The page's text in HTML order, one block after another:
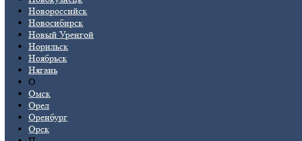
Новороссийск
Новосибирск
Новый Уренгой
Норильск
Ноябрьск
Нягань
О
Омск
Орел
Оренбург
Орск